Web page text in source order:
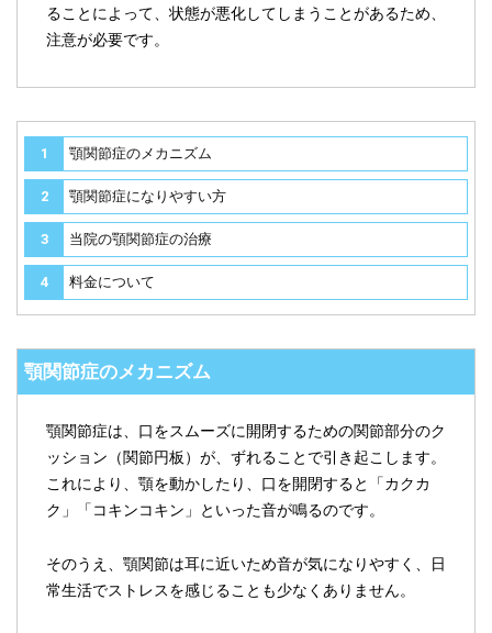
ることによって、状態が悪化してしまうことがあるため、
注意が必要です。
顎関節症のメカニズム
顎関節症になりやすい方
当院の顎関節症の治療
料金について
顎関節症のメカニズム
顎関節症は、口をスムーズに開閉するための関節部分のク
ッション（関節円板）が、ずれることで引き起こします。
これにより、顎を動かしたり、口を開閉すると「カクカ
ク」「コキンコキン」といった音が鳴るのです。
そのうえ、顎関節は耳に近いため音が気になりやすく、日
常生活でストレスを感じることも少なくありません。